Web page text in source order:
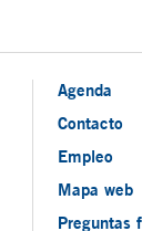
Agenda
Contacto
Empleo
Mapa web
Preguntas